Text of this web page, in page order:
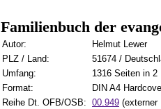
Familienbuch der
Autor:
Helmut Lewer
PLZ / Land:
51674 /
Umfang:
1316 Seiten in 2
Format:
DIN A4
Reihe Dt. OFB/OSB: 00.949 (externer